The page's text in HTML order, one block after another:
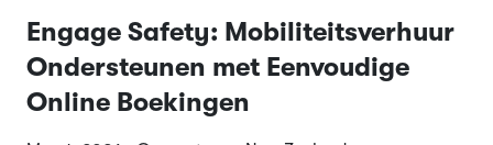
Engage Safety: Mobiliteitsverhuur
Ondersteunen met Eenvoudige
Online Boekingen